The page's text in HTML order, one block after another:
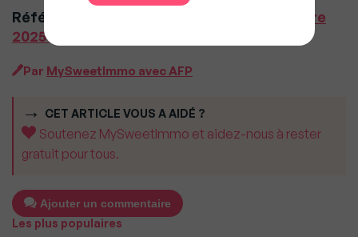
Référence juridique
Arrêté du 5 septembre
2025
Par MySweetImmo avec AFP
CET ARTICLE VOUS A AIDÉ ?
Soutenez MySweetImmo et aidez-nous à rester
gratuit pour tous.
Ajouter un commentaire
Les plus populaires